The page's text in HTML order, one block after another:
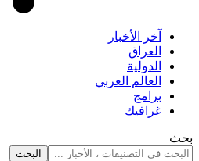
آخر الأخبار
العراق
الدولية
العالم العربي
برامج
غرافيك
بحث